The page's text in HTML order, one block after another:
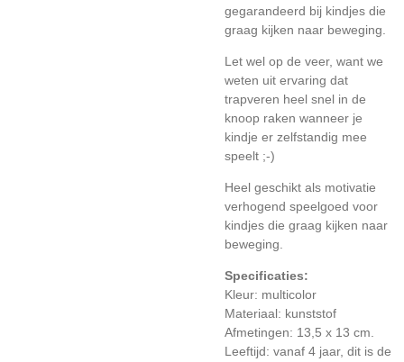
gegarandeerd bij kindjes die
graag kijken naar beweging.
Let wel op de veer, want we
weten uit ervaring dat
trapveren heel snel in de
knoop raken wanneer je
kindje er zelfstandig mee
speelt ;-)
Heel geschikt als motivatie
verhogend speelgoed voor
kindjes die graag kijken naar
beweging.
Specificaties:
Kleur: multicolor
Materiaal: kunststof
Afmetingen: 13,5 x 13 cm.
Leeftijd: vanaf 4 jaar, dit is de